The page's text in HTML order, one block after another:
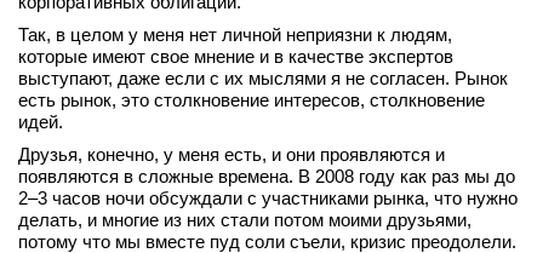
Так, в целом у меня нет личной неприязни к людям,
которые имеют свое мнение и в качестве экспертов
выступают, даже если с их мыслями я не согласен. Рынок
есть рынок, это столкновение интересов, столкновение
идей.
Друзья, конечно, у меня есть, и они проявляются и
появляются в сложные времена. В 2008 году как раз мы до
2–3 часов ночи обсуждали с участниками рынка, что нужно
делать, и многие из них стали потом моими друзьями,
потому что мы вместе пуд соли съели, кризис преодолели.